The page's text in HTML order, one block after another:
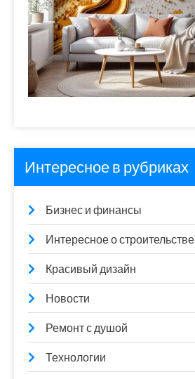
Интересное в рубриках
Бизнес и финансы
Интересное о строительстве
Красивый дизайн
Новости
Ремонт с душой
Технологии